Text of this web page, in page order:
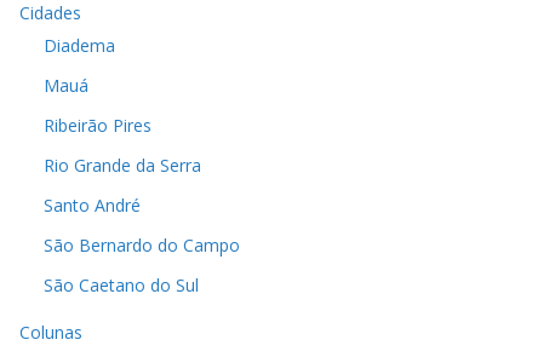
Cidades
Diadema
Mauá
Ribeirão Pires
Rio Grande da Serra
Santo André
São Bernardo do Campo
São Caetano do Sul
Colunas